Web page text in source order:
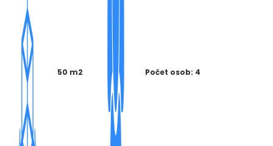
50 m2 Počet osob: 4